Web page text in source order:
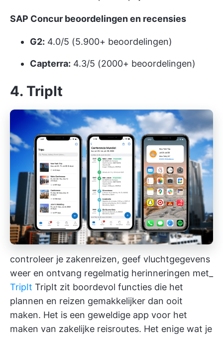
SAP Concur beoordelingen en recensies
G2: 4.0/5 (5.900+ beoordelingen)
Capterra: 4.3/5 (2000+ beoordelingen)
4. TripIt
controleer je zakenreizen, geef vluchtgegevens
weer en ontvang regelmatig herinneringen met_
TripIt TripIt zit boordevol functies die het
plannen en reizen gemakkelijker dan ooit
maken. Het is een geweldige app voor het
maken van zakelijke reisroutes. Het enige wat je